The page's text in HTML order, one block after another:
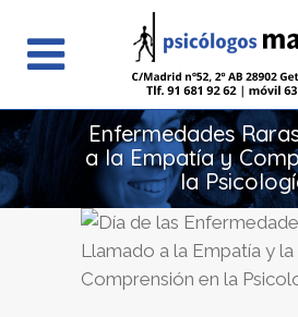
Enfermedades
a la Empatía y
la